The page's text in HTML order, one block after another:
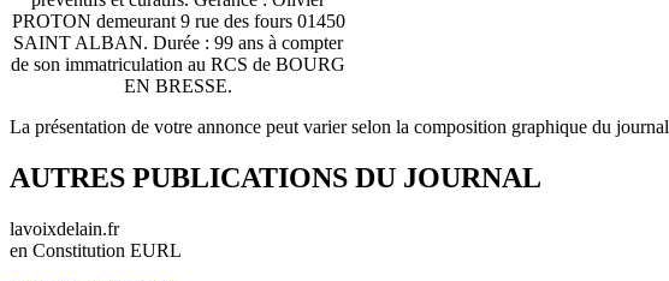
PROTON demeurant 9 rue des fours 01450
SAINT ALBAN. Durée : 99 ans à compter
de son immatriculation au RCS de BOURG
EN BRESSE.
La présentation de votre annonce peut varier selon la composition graphique du journal
AUTRES PUBLICATIONS DU JOURNAL
lavoixdelain.fr
en Constitution EURL